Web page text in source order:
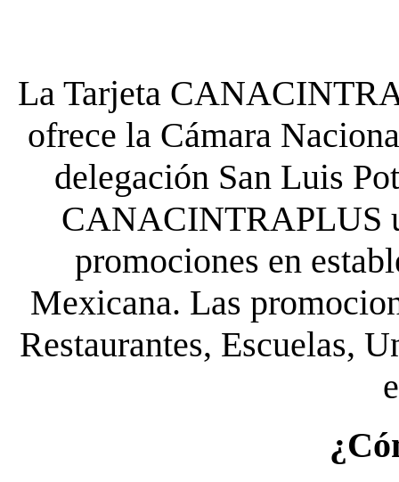
La Tarjeta
ofrece la Cámara
delegación San Luis
CANACINTRAPLUS
promociones en
Mexicana. Las
Restaurantes, Escuelas,